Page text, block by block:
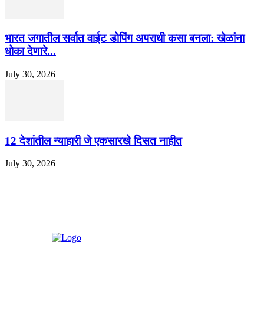
भारत जगातील सर्वात वाईट डोपिंग अपराधी कसा बनला: खेळांना
धोका देणारे...
July 30, 2026
12 देशांतील न्याहारी जे एकसारखे दिसत नाहीत
July 30, 2026